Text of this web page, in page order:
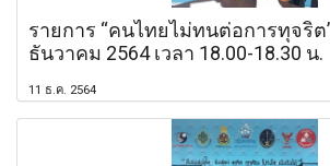
รายการ “คนไทยไม่ทนต่อการทุจริต
ธันวาคม 2564 เวลา 18.00-18.30 น.
11 ธ.ค. 2564